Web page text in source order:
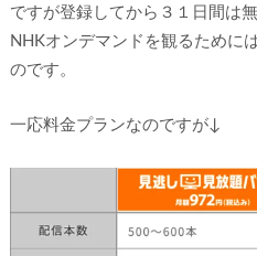
ですが登録してから３１日間は
NHKオンデマンドを観るために
のです。
一応料金プランなのですが↓